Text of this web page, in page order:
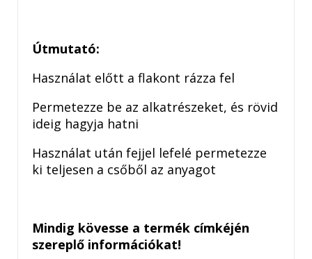
Útmutató:
Használat előtt a flakont rázza fel
Permetezze be az alkatrészeket, és rövid
ideig hagyja hatni
Használat után fejjel lefelé permetezze
ki teljesen a csőből az anyagot
Mindig kövesse a termék címkéjén
szereplő információkat!